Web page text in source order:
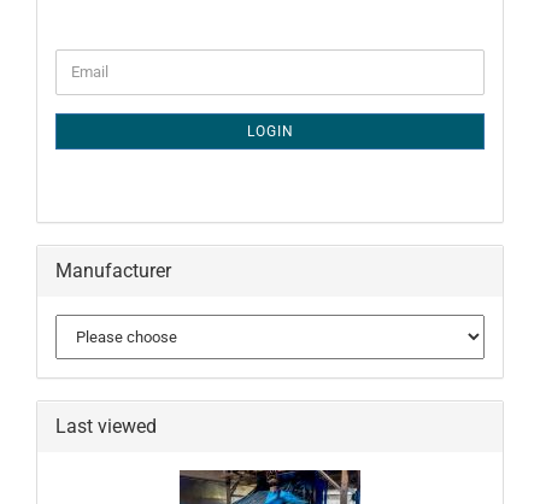
TO
PAGE
Email
LOGIN
Manufacturer
Last viewed